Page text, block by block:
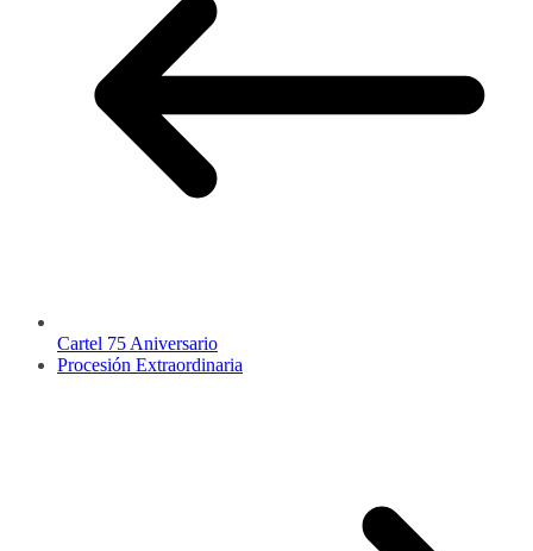
Cartel 75 Aniversario
Procesión Extraordinaria